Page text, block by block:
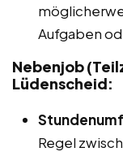
Aufgaben
Nebenjob
Lüdenscheid:
Regel